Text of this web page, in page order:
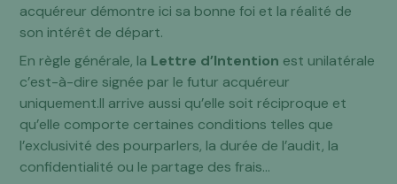
acquéreur démontre ici sa bonne foi et la réalité de
son intérêt de départ.
En règle générale, la Lettre d’Intention est unilatérale
c’est-à-dire signée par le futur acquéreur
uniquement.Il arrive aussi qu’elle soit réciproque et
qu’elle comporte certaines conditions telles que
l’exclusivité des pourparlers, la durée de l’audit, la
confidentialité ou le partage des frais…